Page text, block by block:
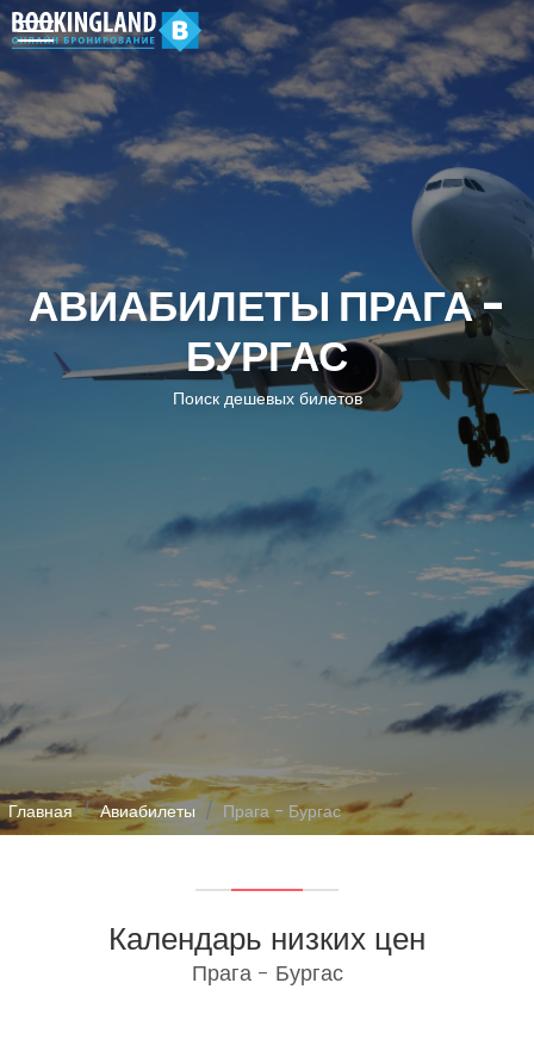
АВИАБИЛЕТЫ ПРАГА -
БУРГАС
Поиск дешевых билетов
Главная Авиабилеты Прага - Бургас
Календарь низких цен
Прага - Бургас